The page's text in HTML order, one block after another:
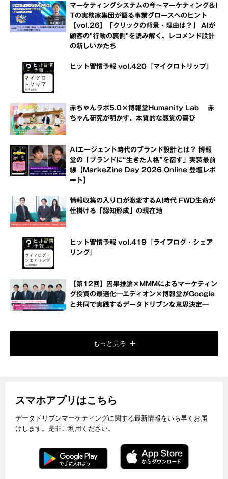
マーケティングシステムの今～マーケティング＆I
Tの実務家集団が語る事業グロースへのヒント
【vol.26】「クリックの背景・理由は？」 AIが
顧客の"行動の裏側"を読み解く、レコメンド設計
の新しいかたち
ヒット習慣予報 vol.420『マイクロトリップ』
赤ちゃんラボ5.0×博報堂Humanity Lab 赤
ちゃん研究が明かす、本質的な感覚の喜び
AIエージェント時代のブランド設計とは？ 博報
堂の「ブランドに“生きた人格”を宿す」実装最前
線【MarkeZine Day 2026 Online 登壇レポ
ート】
情報収集の入り口が激変するAI時代 FWD生命が
仕掛ける「認知形成」の現在地
ヒット習慣予報 vol.419『ライフログ・シェア
リング』
【第12回】因果推論×MMMによるマーケティン
グ投資の最適化―エディオン×博報堂がGoogle
と共同で実践するデータドリブンな意思決定―
もっと見る
スマホアプリはこちら
データドリブンマーケティングに関する最新情報をいち早くお届
けします。是非ご利用ください。